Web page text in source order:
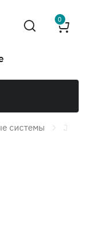
0
системы JF-